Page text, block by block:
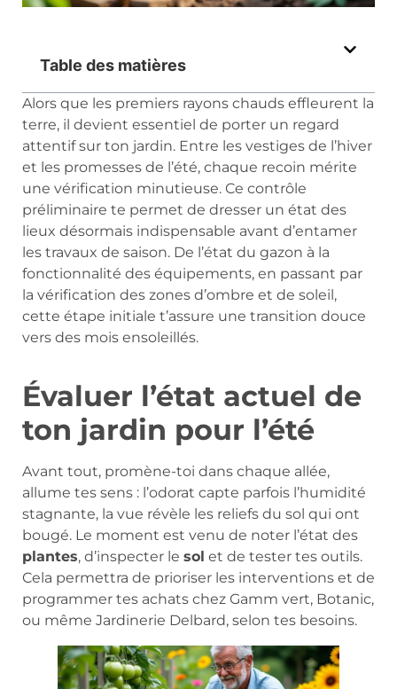
Table des matières
Alors que les premiers rayons chauds effleurent la
terre, il devient essentiel de porter un regard
attentif sur ton jardin. Entre les vestiges de l’hiver
et les promesses de l’été, chaque recoin mérite
une vérification minutieuse. Ce contrôle
préliminaire te permet de dresser un état des
lieux désormais indispensable avant d’entamer
les travaux de saison. De l’état du gazon à la
fonctionnalité des équipements, en passant par
la vérification des zones d’ombre et de soleil,
cette étape initiale t’assure une transition douce
vers des mois ensoleillés.
Évaluer l’état actuel de
ton jardin pour l’été
Avant tout, promène-toi dans chaque allée,
allume tes sens : l’odorat capte parfois l’humidité
stagnante, la vue révèle les reliefs du sol qui ont
bougé. Le moment est venu de noter l’état des
plantes, d’inspecter le sol et de tester tes outils.
Cela permettra de prioriser les interventions et de
programmer tes achats chez Gamm vert, Botanic,
ou même Jardinerie Delbard, selon tes besoins.